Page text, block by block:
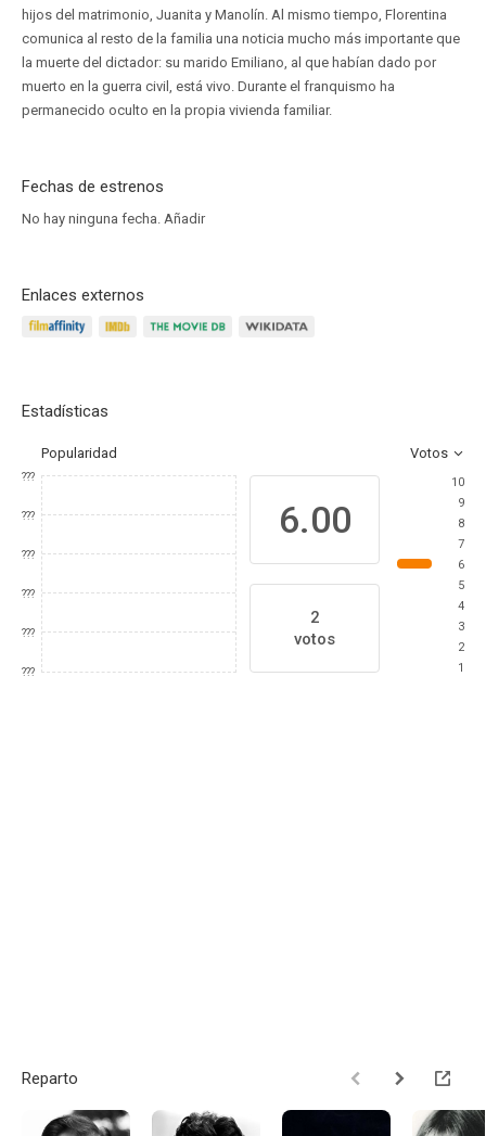
hijos del matrimonio, Juanita y Manolín. Al mismo tiempo, Florentina
comunica al resto de la familia una noticia mucho más importante que
la muerte del dictador: su marido Emiliano, al que habían dado por
muerto en la guerra civil, está vivo. Durante el franquismo ha
permanecido oculto en la propia vivienda familiar.
Fechas de estrenos
No hay ninguna fecha. Añadir
Enlaces externos
Estadísticas
Popularidad Votos
???
???
???
???
???
???
6.00
2
votos
10
9
8
7
6
5
4
3
2
1
Reparto